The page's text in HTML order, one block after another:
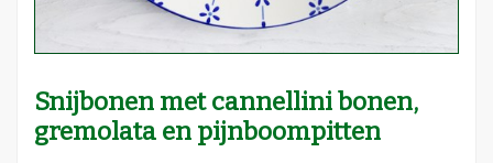
Snijbonen met cannellini bonen,
gremolata en pijnboompitten